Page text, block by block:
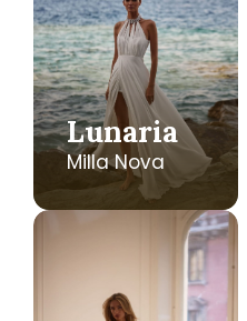
Lunaria
Milla Nova